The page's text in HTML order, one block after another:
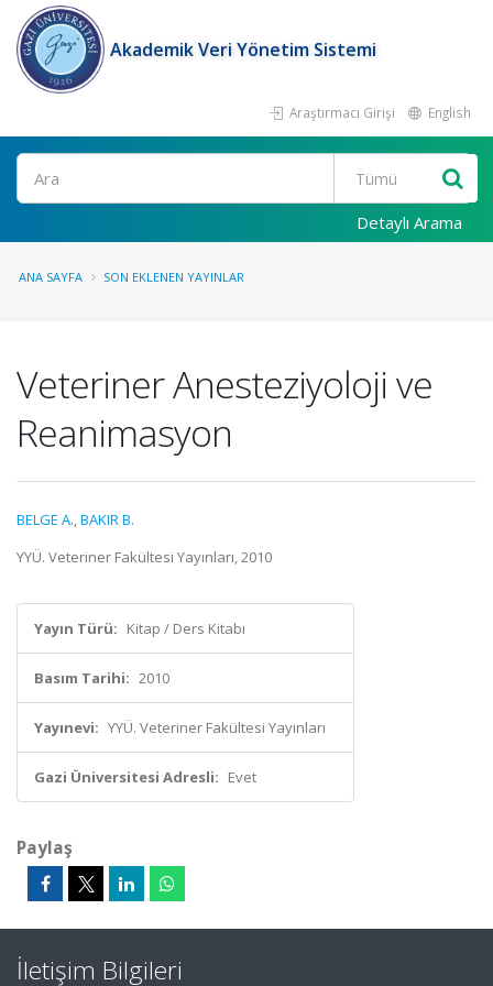
Akademik Veri Yönetim Sistemi
Araştırmacı Girişi English
Ara
Detaylı Arama
ANA SAYFA SON EKLENEN YAYINLAR
Veteriner Anesteziyoloji ve
Reanimasyon
BELGE A.,BAKIR B.
YYÜ. Veteriner Fakültesi Yayınları, 2010
Yayın Türü: Kitap / Ders Kitabı
Basım Tarihi: 2010
Yayınevi: YYÜ. Veteriner Fakültesi Yayınları
Gazi Üniversitesi Adresli: Evet
Paylaş
İletişim Bilgileri